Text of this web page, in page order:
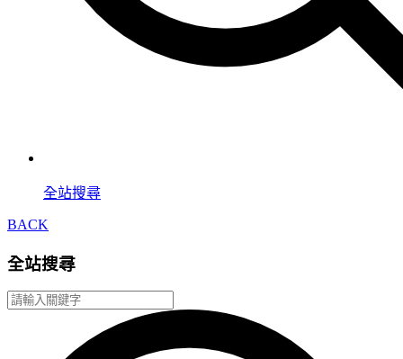
全站搜尋
BACK
全站搜尋